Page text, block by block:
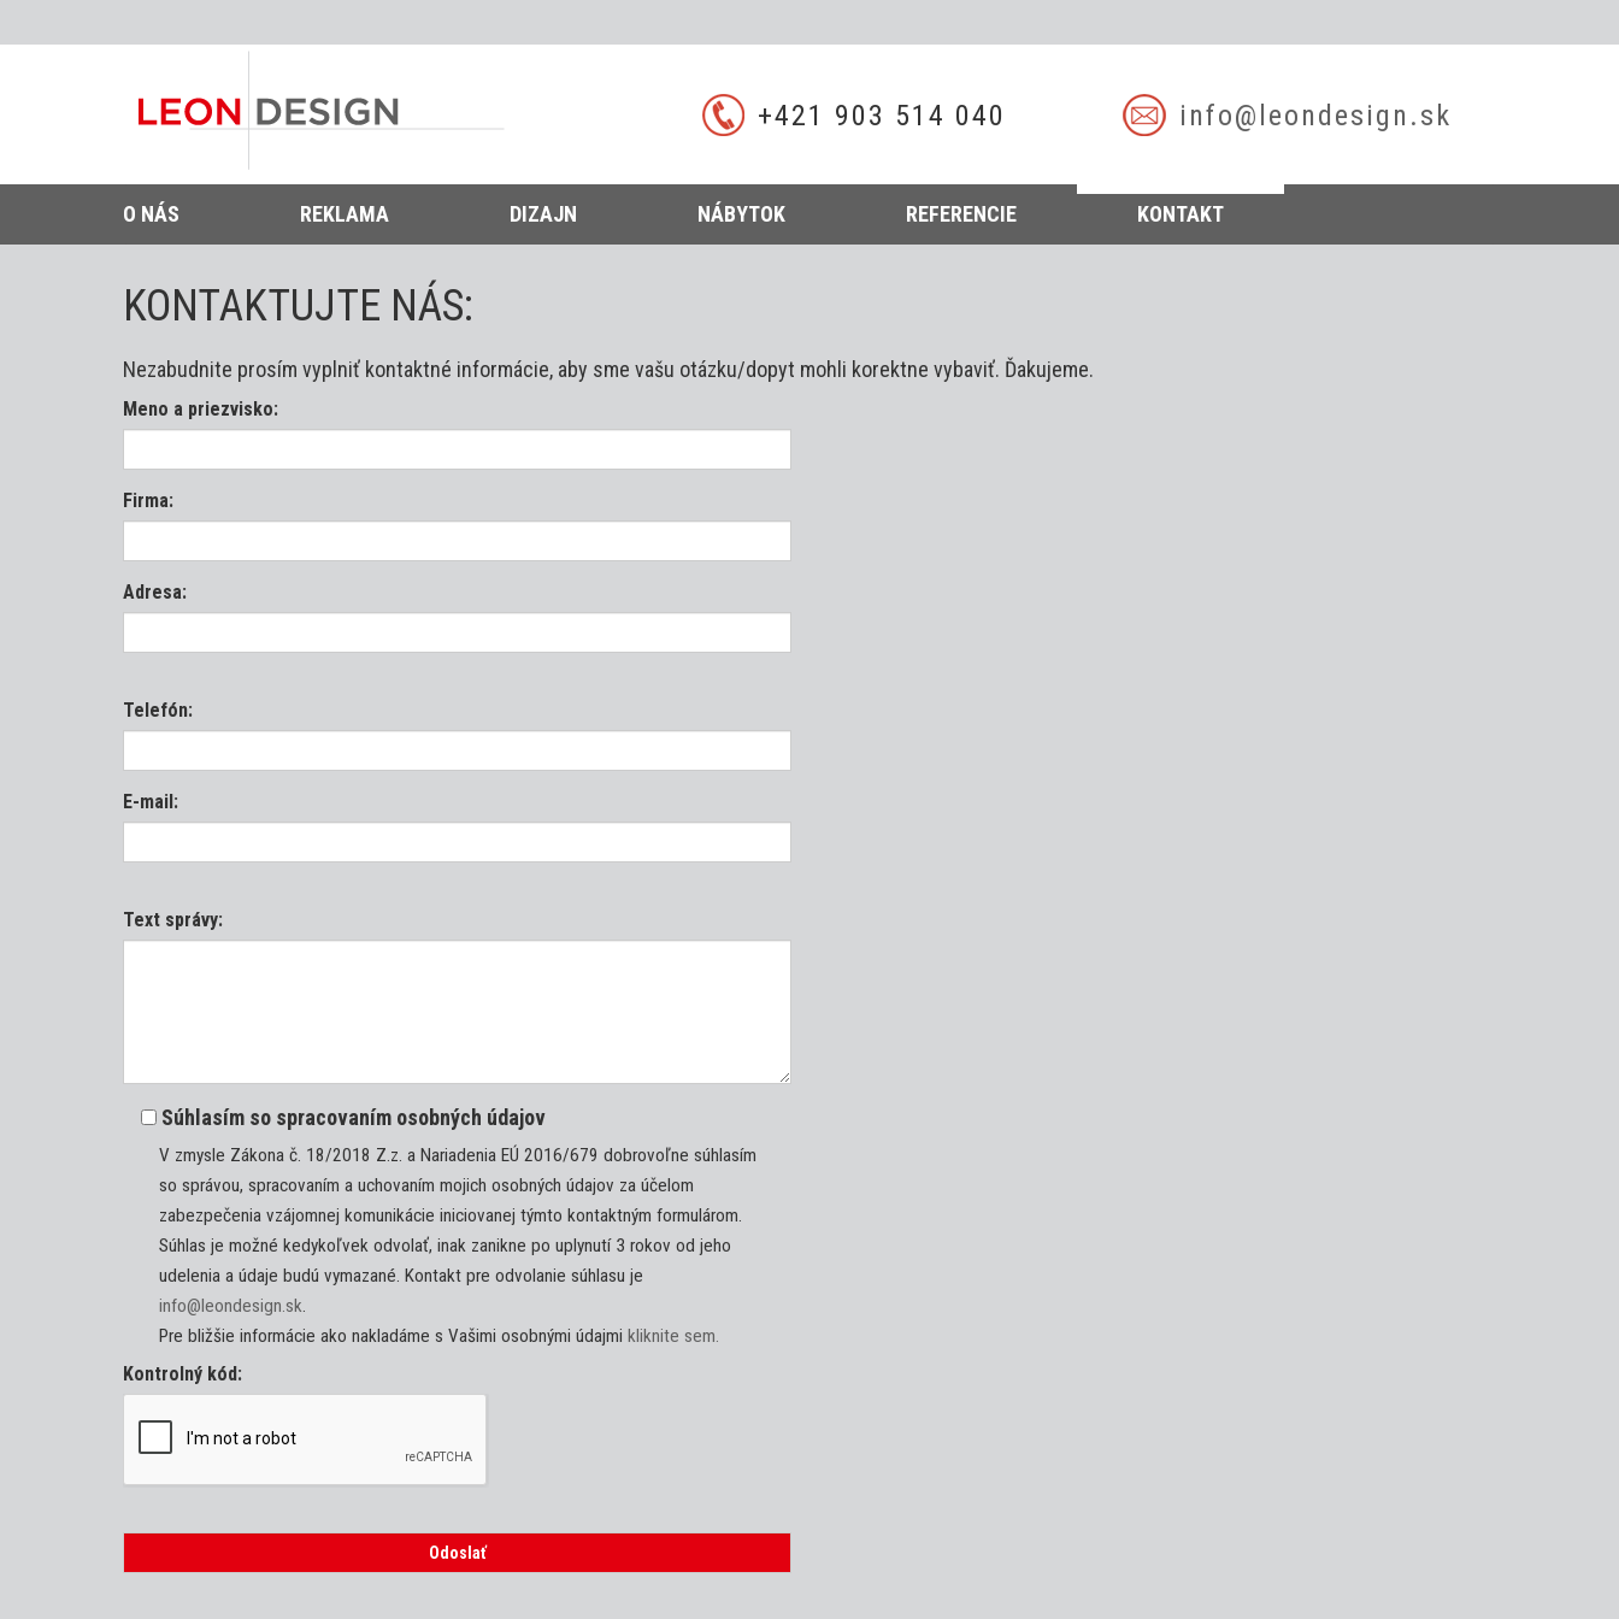
+421 903 514 040 info@leondesign.sk
O NÁS REKLAMA DIZAJN NÁBYTOK REFERENCIE KONTAKT
KONTAKTUJTE NÁS:
Nezabudnite prosím vyplniť kontaktné informácie, aby sme vašu otázku/dopyt mohli korektne vybaviť. Ďakujeme.
Meno a priezvisko:
Firma:
Adresa:
Telefón:
E-mail:
Text správy:
Súhlasím so spracovaním osobných údajov
V zmysle Zákona č. 18/2018 Z.z. a Nariadenia EÚ 2016/679 dobrovoľne súhlasím
so správou, spracovaním a uchovaním mojich osobných údajov za účelom
zabezpečenia vzájomnej komunikácie iniciovanej týmto kontaktným formulárom.
Súhlas je možné kedykoľvek odvolať, inak zanikne po uplynutí 3 rokov od jeho
udelenia a údaje budú vymazané. Kontakt pre odvolanie súhlasu je
info@leondesign.sk.
Pre bližšie informácie ako nakladáme s Vašimi osobnými údajmi kliknite sem.
Kontrolný kód: